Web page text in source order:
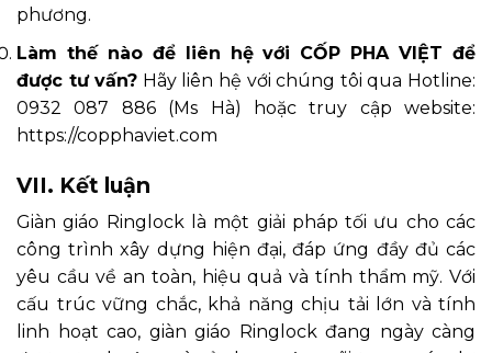
phương.
Làm thế nào để liên hệ với CỐP PHA VIỆT để
được tư vấn? Hãy liên hệ với chúng tôi qua Hotline:
0932 087 886 (Ms Hà) hoặc truy cập website:
https://copphaviet.com
VII. Kết luận
Giàn giáo Ringlock là một giải pháp tối ưu cho các
công trình xây dựng hiện đại, đáp ứng đầy đủ các
yêu cầu về an toàn, hiệu quả và tính thẩm mỹ. Với
cấu trúc vững chắc, khả năng chịu tải lớn và tính
linh hoạt cao, giàn giáo Ringlock đang ngày càng